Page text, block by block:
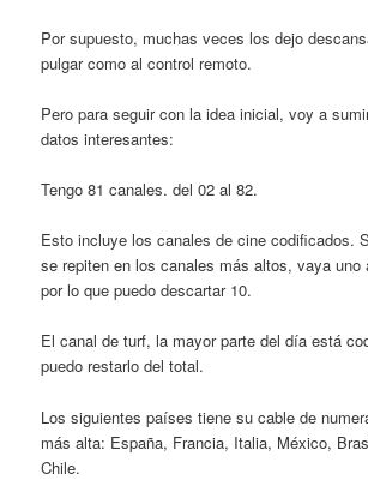
Por supuesto, muchas veces los dejo
pulgar como al control remoto.
Pero para seguir con la idea inicial, voy a
datos interesantes:
Tengo 81 canales. del 02 al 82.
Esto incluye los canales de cine codificados.
se repiten en los canales más altos, vaya uno
por lo que puedo descartar 10.
El canal de turf, la mayor parte del día está
puedo restarlo del total.
Los siguientes países tiene su cable de
más alta: España, Francia, Italia, México,
Chile.